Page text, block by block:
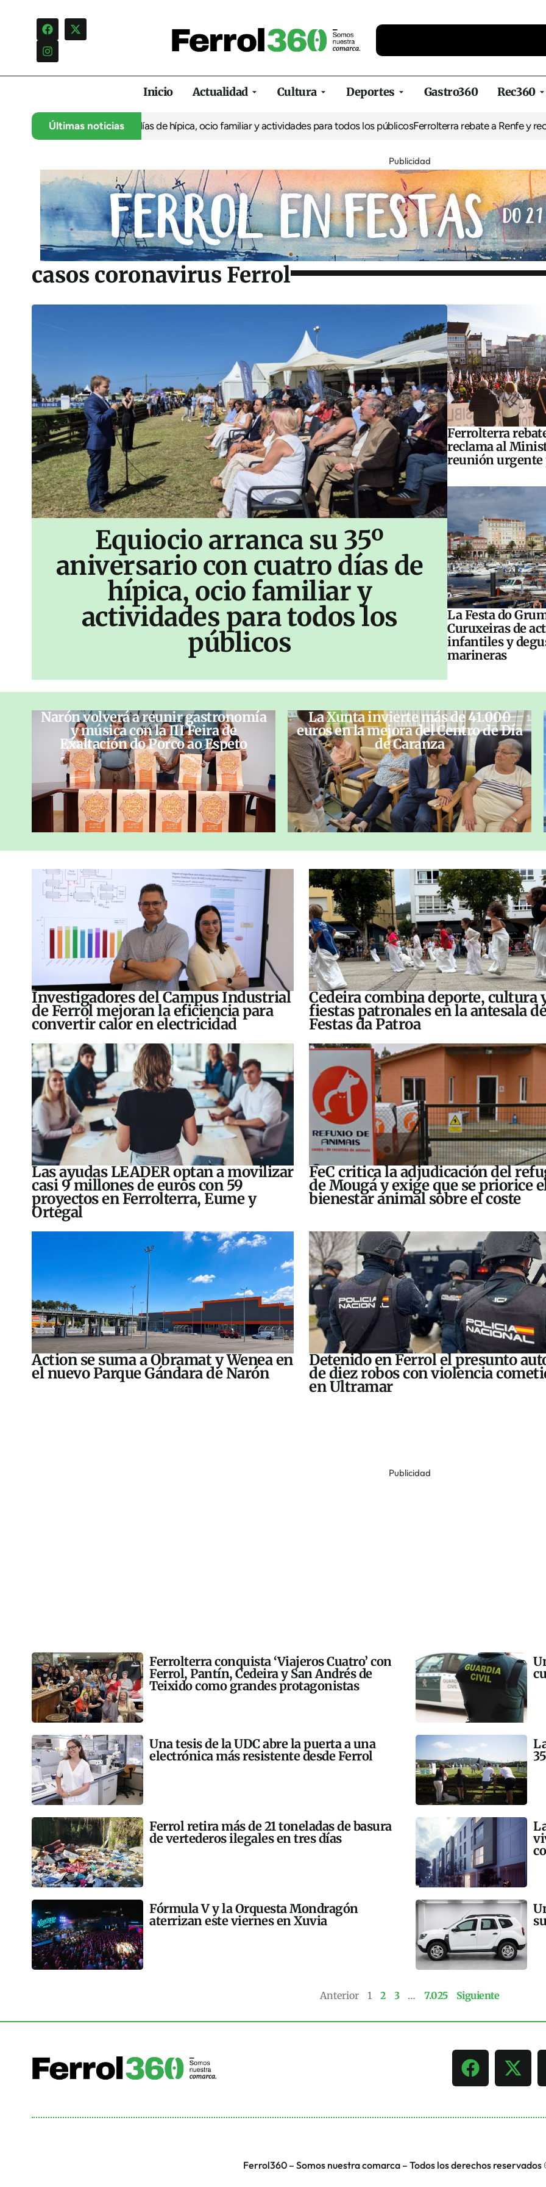
Inicio Actualidad Cultura Deportes Gastro360 Rec360
Últimas noticias
con cuatro días de hípica, ocio familiar y actividades para todos los públicosFerrolterra rebate a Renfe y reclama al
Publicidad
casos coronavirus Ferrol
Equiocio arranca su 35º
aniversario con cuatro días de
hípica, ocio familiar y
actividades para todos los
públicos
Ferrolterra
reclama al
reunión urgente
La Festa do
Curuxeiras de
infantiles y
marineras
Narón volverá a reunir gastronomía
y música con la III Feira de
Exaltación do Porco ao Espeto
La Xunta invierte más de 41.000
euros en la mejora del Centro de Día
de Caranza
Investigadores del Campus Industrial
de Ferrol mejoran la eficiencia para
convertir calor en electricidad
Cedeira combina deporte, cultura
fiestas patronales en la antesala
Festas da Patroa
Las ayudas LEADER optan a movilizar
casi 9 millones de euros con 59
proyectos en Ferrolterra, Eume y
Ortegal
FeC critica la adjudicación del
de Mougá y exige que se priorice
bienestar animal sobre el coste
Action se suma a Obramat y Wenea en
el nuevo Parque Gándara de Narón
Detenido en Ferrol el presunto
de diez robos con violencia
en Ultramar
Publicidad
Ferrolterra conquista ‘Viajeros Cuatro’ con
Ferrol, Pantín, Cedeira y San Andrés de
Teixido como grandes protagonistas
Una tesis de la UDC abre la puerta a una
electrónica más resistente desde Ferrol
Ferrol retira más de 21 toneladas de basura
de vertederos ilegales en tres días
Fórmula V y la Orquesta Mondragón
aterrizan este viernes en Xuvia
Anterior 1 2 3 … 7.025 Siguiente
Ferrol360 – Somos nuestra comarca – Todos los derechos